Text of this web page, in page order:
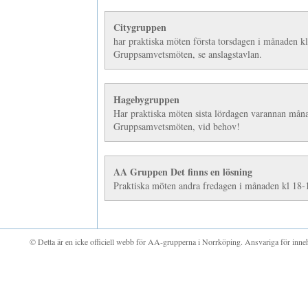
Citygruppen
har praktiska möten första torsdagen i månaden
Gruppsamvetsmöten, se anslagstavlan.
Hagebygruppen
Har praktiska möten sista lördagen varannan
Gruppsamvetsmöten, vid behov!
AA Gruppen Det finns en lösning
Praktiska möten andra fredagen i månaden kl
© Detta är en icke officiell webb för AA-grupperna i Norrköping. Ansvariga för